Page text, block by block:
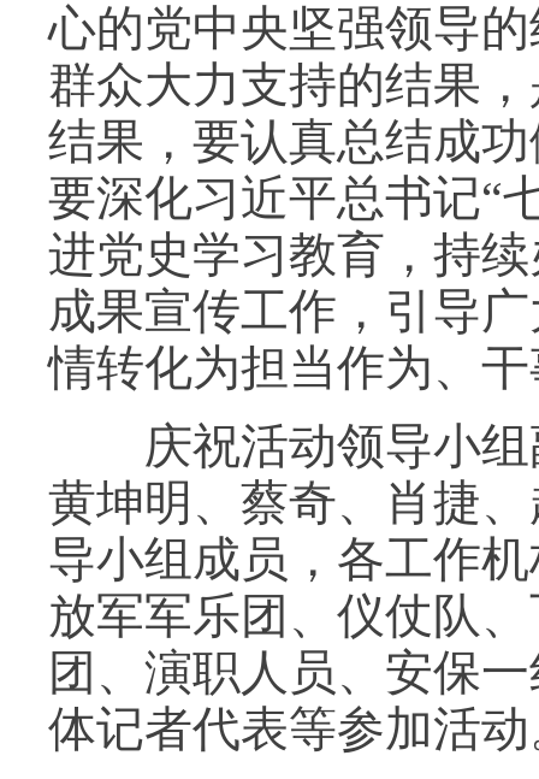
心的党中央坚强领导
群众大力支持的结果
结果，要认真总结成
要深化习近平总书记“
进党史学习教育，持
成果宣传工作，引导
情转化为担当作为、
庆祝活动领导小组
黄坤明、蔡奇、肖捷
导小组成员，各工作
放军军乐团、仪仗队
团、演职人员、安保
体记者代表等参加活